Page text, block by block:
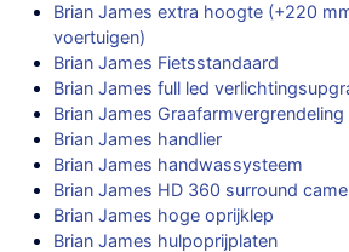
Brian James extra hoogte (+220
voertuigen)
Brian James Fietsstandaard
Brian James full led
Brian James Graafarmvergrendeling
Brian James handlier
Brian James handwassysteem
Brian James HD 360 surround
Brian James hoge oprijklep
Brian James hulpoprijplaten